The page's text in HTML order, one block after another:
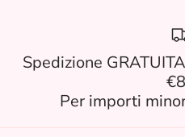
Spedizione
Per importi